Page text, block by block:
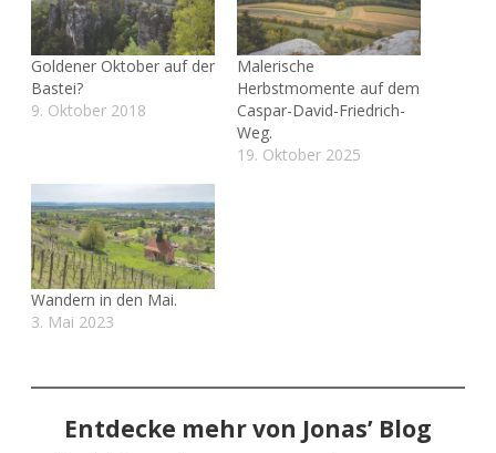
Goldener Oktober auf der
Bastei?
9. Oktober 2018
Malerische
Herbstmomente auf dem
Caspar-David-Friedrich-
Weg.
19. Oktober 2025
Wandern in den Mai.
3. Mai 2023
Entdecke mehr von Jonas’ Blog